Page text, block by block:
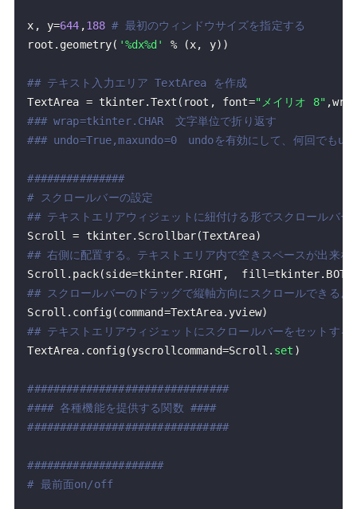
x , y=644 ,188 # 最初のウィンドウサイズを指定する
root . geometry( '%dx%d' % (x, y) )
## テキスト入力エリア TextArea を作成
TextArea = tkinter.Text ( root , font="メイリオ 8" ,
### wrap=tkinter.CHAR　文字単位で折り返す
### undo=True,maxundo=0　undoを有効にして、何回でも
###############
# スクロールバーの設定
## テキストエリアウィジェットに紐付ける形でスクロールバー
Scroll = tkinter. Scrollbar(TextArea)
## 右側に配置する。テキストエリア内で空きスペースが出来な
Scroll . pack(side=tkinter. RIGHT,
  fill
=tkinter. BOTH
## スクロールバーのドラッグで縦軸方向にスクロールできるよ
Scroll . config( command=TextArea.yview)
## テキストエリアウィジェットにスクロールバーをセットする
TextArea . config(yscrollcommand=Scroll . set )
###############################
#### 各種機能を提供する関数 ####
###############################
#####################
# 最前面on/off